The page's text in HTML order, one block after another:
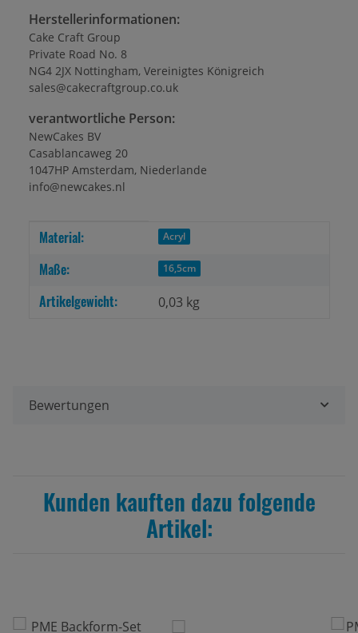
Herstellerinformationen:
Cake Craft Group
Private Road No. 8
NG4 2JX Nottingham, Vereinigtes Königreich
sales@cakecraftgroup.co.uk
verantwortliche Person:
NewCakes BV
Casablancaweg 20
1047HP Amsterdam, Niederlande
info@newcakes.nl
Produkteigenschaft
Wert
Material: Acryl
Maße: 16,5cm
Artikelgewicht: 0,03 kg
Bewertungen
Kunden kauften dazu folgende
Artikel: